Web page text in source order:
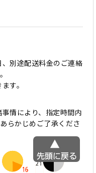
別途配送料金のご連絡
す。
情により、指定時間内
らかじめご了承くださ